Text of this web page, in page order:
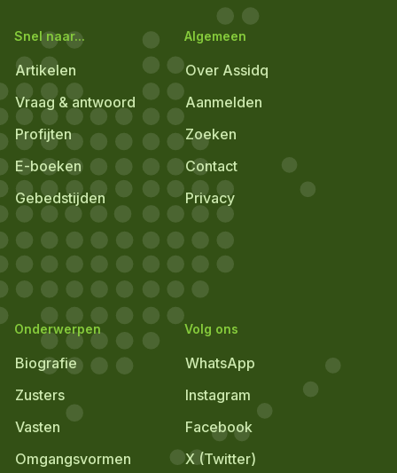
Snel naar...
Artikelen
Vraag & antwoord
Profijten
E-boeken
Gebedstijden
Algemeen
Over Assidq
Aanmelden
Zoeken
Contact
Privacy
Onderwerpen
Biografie
Zusters
Vasten
Omgangsvormen
Volg ons
WhatsApp
Instagram
Facebook
X (Twitter)